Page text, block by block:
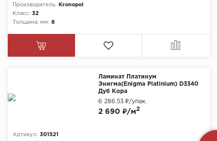
Производитель:
Kronopol
Класс: 32
Толщина, мм: 8
Ламинат Платинум
Энигма(Enigma Platinium) D3340
Дуб Кора
Артикул: 301521
2 690 ₽/м2
6 286.53 ₽/упак.